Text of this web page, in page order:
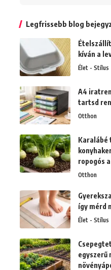
Legfrissebb blog
kíván a
Élet - Stílus
A4
tartsd
Otthon
Karalábé
ropogós
Otthon
így mérd
Élet - Stílus
egyszerű